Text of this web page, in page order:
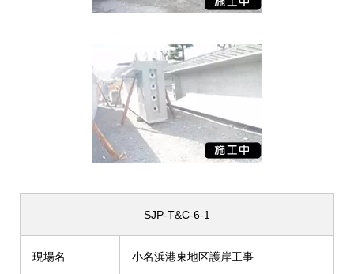
SJP-T&C-6-1
現場名 小名浜港東地区護岸工事